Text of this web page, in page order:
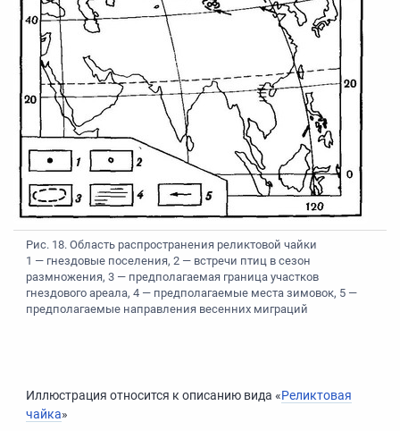
Рис. 18. Область распространения реликтовой чайки
1 — гнездовые поселения, 2 — встречи птиц в сезон
размножения, 3 — предполагаемая граница участков
гнездового ареала, 4 — предполагаемые места зимовок, 5 —
предполагаемые направления весенних миграций
Иллюстрация относится к описанию вида «Реликтовая
чайка»